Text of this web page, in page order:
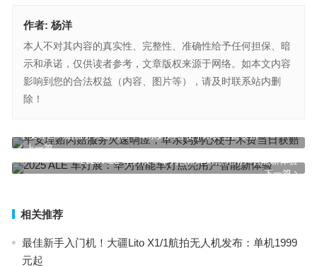
作者: 杨洋
本人不对其内容的真实性、完整性、准确性给予任何担保、暗
示和承诺，仅供读者参考，文章版权来源于网络。如本文内容
影响到您的合法权益（内容、图片等），请及时联系站内删
除！
上一篇
平安理赔闪赔服务火速响应，单亲妈妈心梗手术费当日获赔
下一篇
2025 ALE 车灯展：华为智能车灯点亮用户智能新体验
相关推荐
最佳新手入门机！大疆Lito X1/1航拍无人机发布：单机1999
元起